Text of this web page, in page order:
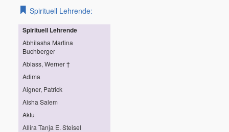
Spirituell Lehrende:
Spirituell Lehrende
Abhilasha Martina
Buchberger
Ablass, Werner †
Adima
Aigner, Patrick
Aisha Salem
Aktu
Allira Tanja E. Steisel